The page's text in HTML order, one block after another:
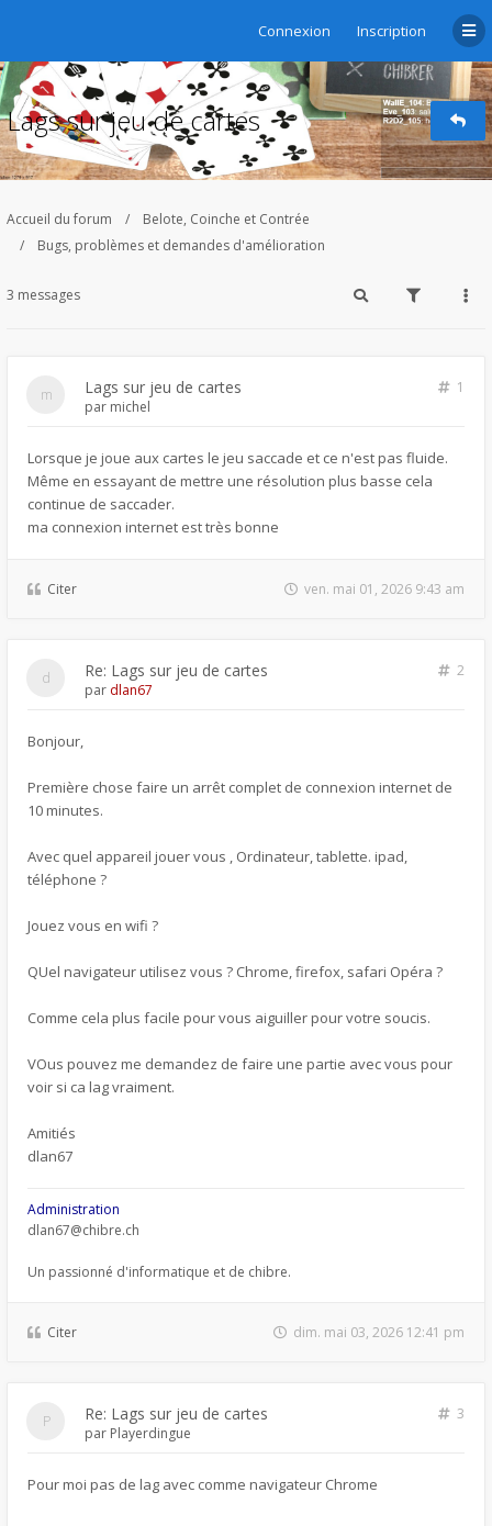
Connexion Inscription
Lags sur jeu de cartes
Accueil du forum
Belote, Coinche et Contrée
Bugs, problèmes et demandes d'amélioration
3 messages
Lags sur jeu de cartes
1
par michel
Lorsque je joue aux cartes le jeu saccade et ce n'est pas fluide.
Même en essayant de mettre une résolution plus basse cela
continue de saccader.
ma connexion internet est très bonne
Citer ven. mai 01, 2026 9:43 am
Re: Lags sur jeu de cartes
2
par dlan67
Bonjour,
Première chose faire un arrêt complet de connexion internet de
10 minutes.
Avec quel appareil jouer vous , Ordinateur, tablette. ipad,
téléphone ?
Jouez vous en wifi ?
QUel navigateur utilisez vous ? Chrome, firefox, safari Opéra ?
Comme cela plus facile pour vous aiguiller pour votre soucis.
VOus pouvez me demandez de faire une partie avec vous pour
voir si ca lag vraiment.
Amitiés
dlan67
Administration
dlan67@chibre.ch
Un passionné d'informatique et de chibre.
Citer dim. mai 03, 2026 12:41 pm
Re: Lags sur jeu de cartes
3
par Playerdingue
Pour moi pas de lag avec comme navigateur Chrome